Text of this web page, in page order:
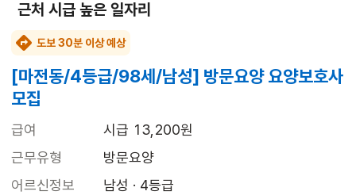
근처 시급 높은 일자리
도보 30분 이상 예상
[마전동/4등급/98세/남성] 방문요양 요양보호사
모집
급여
시급 13,200원
근무유형
방문요양
어르신정보
남성 · 4등급